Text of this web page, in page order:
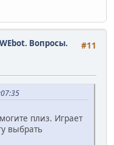
#11
Вопросы.
плиз. Играет
выбрать